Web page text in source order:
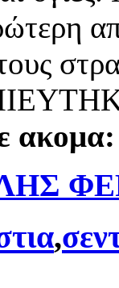
ακομα:
,